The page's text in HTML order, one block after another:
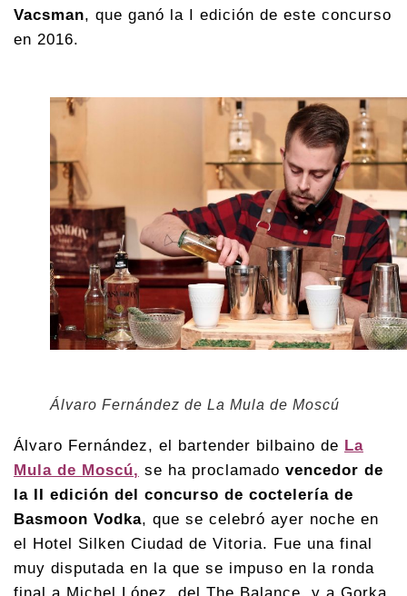
Vacsman, que ganó la I edición de este concurso
en 2016.
Álvaro Fernández de La Mula de Moscú
Álvaro Fernández, el bartender bilbaino de La
Mula de Moscú, se ha proclamado vencedor de
la II edición del concurso de coctelería de
Basmoon Vodka, que se celebró ayer noche en
el Hotel Silken Ciudad de Vitoria. Fue una final
muy disputada en la que se impuso en la ronda